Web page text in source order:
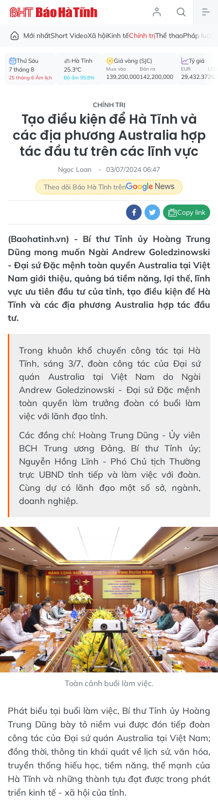
Mới nhấtShort VideoXã hộiKinh tếChính trịThể thaoPháp luật
Thứ Sáu
7 tháng 8
25 tháng 6 Âm lịch
Hà Tĩnh
25.3°C
Độ ẩm 95.8%
Giá vàng (SJC)
Mua vào
139,200,000
Bán ra
142,200,000
Tỷ giá
EUR
29,432.37
USD
CHÍNH TRỊ
Tạo điều kiện để Hà Tĩnh và
các địa phương Australia hợp
tác đầu tư trên các lĩnh vực
Ngọc Loan
03/07/2024 06:47
Theo dõi Báo Hà Tĩnh trên
Copy link
(Baohatinh.vn) - Bí thư Tỉnh ủy Hoàng Trung
Dũng mong muốn Ngài Andrew Goledzinowski
- Đại sứ Đặc mệnh toàn quyền Australia tại Việt
Nam giới thiệu, quảng bá tiềm năng, lợi thế, lĩnh
vực ưu tiên đầu tư của tỉnh, tạo điều kiện để Hà
Tĩnh và các địa phương Australia hợp tác đầu
tư.
Trong khuôn khổ chuyến công tác tại Hà
Tĩnh, sáng 3/7, đoàn công tác của Đại sứ
quán Australia tại Việt Nam do Ngài
Andrew Goledzinowski - Đại sứ Đặc mệnh
toàn quyền làm trưởng đoàn có buổi làm
việc với lãnh đạo tỉnh.
Các đồng chí: Hoàng Trung Dũng - Ủy viên
BCH Trung ương Đảng, Bí thư Tỉnh ủy;
Nguyễn Hồng Lĩnh - Phó Chủ tịch Thường
trực UBND tỉnh tiếp và làm việc với đoàn.
Cùng dự có lãnh đạo một số sở, ngành,
doanh nghiệp.
Toàn cảnh buổi làm việc.
Phát biểu tại buổi làm việc, Bí thư Tỉnh ủy Hoàng
Trung Dũng bày tỏ niềm vui được đón tiếp đoàn
công tác của Đại sứ quán Australia tại Việt Nam;
đồng thời, thông tin khái quát về lịch sử, văn hóa,
truyền thống hiếu học, tiềm năng, thế mạnh của
Hà Tĩnh và những thành tựu đạt được trong phát
triển kinh tế - xã hội của tỉnh.